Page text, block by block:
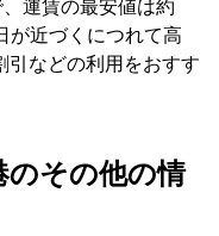
運賃の最安値は約
が近づくにつれて高
引などの利用をおすす
その他の情